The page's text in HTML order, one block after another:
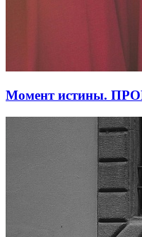
Момент истины.